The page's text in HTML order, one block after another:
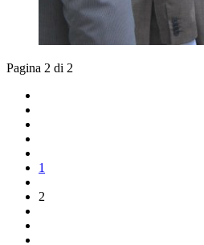
Pagina 2 di 2
1
2